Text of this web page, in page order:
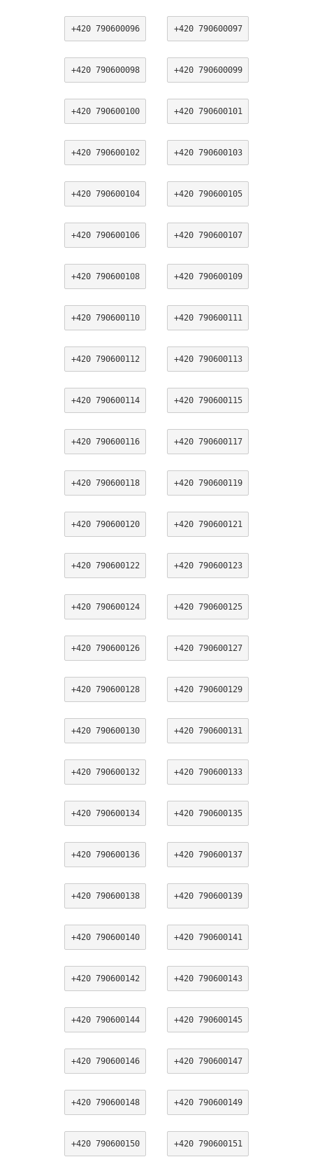
+420 790600096 +420 790600097
+420 790600098 +420 790600099
+420 790600100 +420 790600101
+420 790600102 +420 790600103
+420 790600104 +420 790600105
+420 790600106 +420 790600107
+420 790600108 +420 790600109
+420 790600110 +420 790600111
+420 790600112 +420 790600113
+420 790600114 +420 790600115
+420 790600116 +420 790600117
+420 790600118 +420 790600119
+420 790600120 +420 790600121
+420 790600122 +420 790600123
+420 790600124 +420 790600125
+420 790600126 +420 790600127
+420 790600128 +420 790600129
+420 790600130 +420 790600131
+420 790600132 +420 790600133
+420 790600134 +420 790600135
+420 790600136 +420 790600137
+420 790600138 +420 790600139
+420 790600140 +420 790600141
+420 790600142 +420 790600143
+420 790600144 +420 790600145
+420 790600146 +420 790600147
+420 790600148 +420 790600149
+420 790600150 +420 790600151